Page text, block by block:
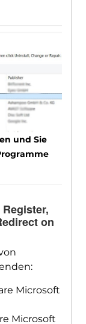
und Sie
on
Microsoft
Microsoft